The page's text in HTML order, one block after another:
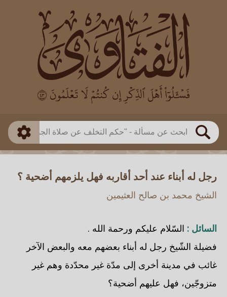
بحث
العالم
بن باز
بن العثيمين
اللجنة الدائمة
طريقة البحث
ذكي
رجل له أبناء عند أحد أقاربه فهل يلزمهم أضحية ؟
الشيخ محمد بن صالح العثيمين
السائل : السّلام عليكم ورحمة الله .
فضيلة الشّيخ رجل له أبناء بعضهم معه والبعض الآخر
غائب في مدينة أخرى إلى مدّة غير محدّدة وهم غير
متزوجّين، فهل عليهم أضحية؟